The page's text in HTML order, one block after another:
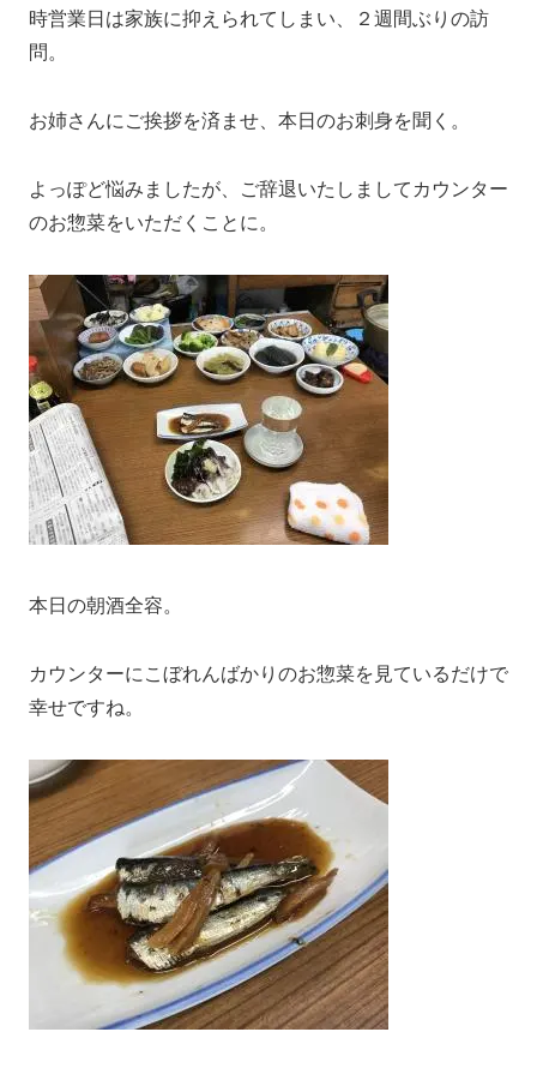
時営業日は家族に抑えられてしまい、２週間ぶりの訪
問。
お姉さんにご挨拶を済ませ、本日のお刺身を聞く。
よっぽど悩みましたが、ご辞退いたしましてカウンター
のお惣菜をいただくことに。
本日の朝酒全容。
カウンターにこぼれんばかりのお惣菜を見ているだけで
幸せですね。